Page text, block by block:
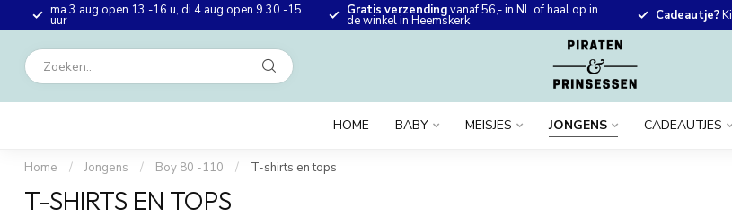
ma 3 aug open 13 -16 u, di 4 aug open 9.30 -15
uur
Gratis verzendingvanaf 56,- in NL of haal op in
de winkel in Heemskerk Cadeautje?
HOME BABY MEISJES JONGENS CADEAUTJES
Home / Jongens / Boy 80 -110 / T-shirts en tops
T-SHIRTS EN TOPS